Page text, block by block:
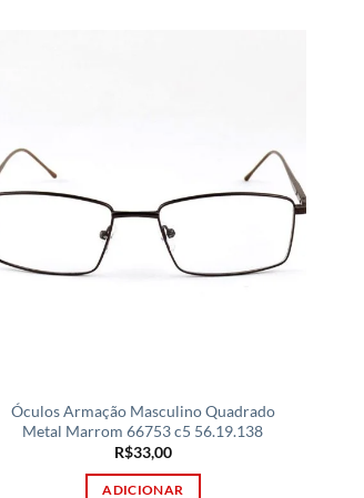
Óculos Armação Masculino Quadrado
Metal Marrom 66753 c5 56.19.138
R$33,00
ADICIONAR